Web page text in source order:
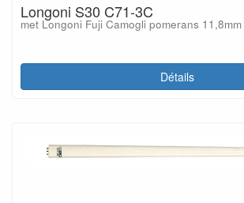
Longoni S30 C71-3C
met Longoni Fuji Camogli pomerans 11,8mm
Détails